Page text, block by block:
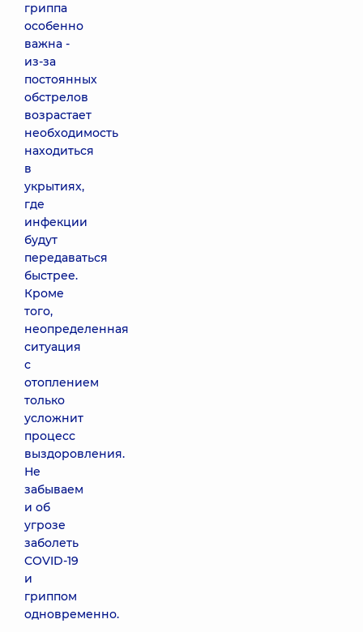
гриппа
особенно
важна -
из-за
постоянных
обстрелов
возрастает
необходимость
находиться
в
укрытиях,
где
инфекции
будут
передаваться
быстрее.
Кроме
того,
неопределенная
ситуация
с
отоплением
только
усложнит
процесс
выздоровления.
Не
забываем
и об
угрозе
заболеть
COVID-19
и
гриппом
одновременно.